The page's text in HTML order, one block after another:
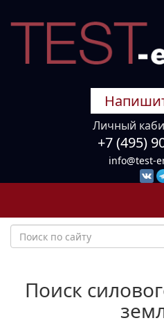
Личный
+7 (495)
info@test-
Поиск